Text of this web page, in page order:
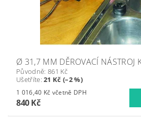
Ø 31,7 MM DĚROVACÍ NÁSTROJ
Původně: 861 Kč
Ušetříte:21 Kč (–2 %)
1 016,40 Kč včetně DPH
840 Kč